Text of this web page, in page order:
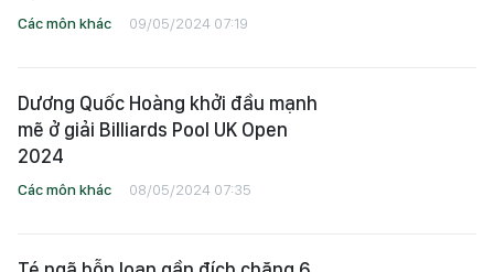
Các môn khác 09/05/2024 07:19
Dương Quốc Hoàng khởi đầu mạnh
mẽ ở giải Billiards Pool UK Open
2024
Các môn khác 08/05/2024 07:35